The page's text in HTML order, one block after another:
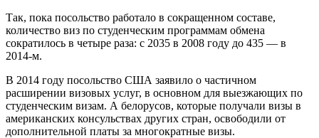
Так, пока посольство работало в сокращенном составе,
количество виз по студенческим программам обмена
сократилось в четыре раза: с 2035 в 2008 году до 435 — в
2014-м.
В 2014 году посольство США заявило о частичном
расширении визовых услуг, в основном для выезжающих по
студенческим визам. А белорусов, которые получали визы в
американских консульствах других стран, освободили от
дополнительной платы за многократные визы.